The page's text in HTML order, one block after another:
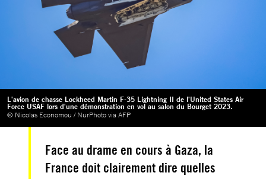
L'avion de chasse Lockheed Martin F-35 Lightning II de l'United States Air
Force USAF lors d'une démonstration en vol au salon du Bourget 2023.
© Nicolas Economou / NurPhoto via AFP
Face au drame en cours à Gaza, la
France doit clairement dire quelles